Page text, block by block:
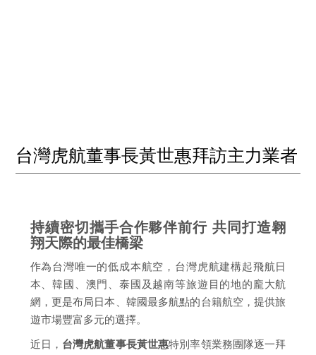
台灣虎航董事長黃世惠拜訪主力業者
持續密切攜手合作夥伴前行 共同打造翱
翔天際的最佳橋梁
作為台灣唯一的低成本航空，台灣虎航建構起飛航日
本、韓國、澳門、泰國及越南等旅遊目的地的龐大航
網，更是布局日本、韓國最多航點的台籍航空，提供旅
遊市場豐富多元的選擇。
近日， 台灣虎航董事長黃世惠特別率領業務團隊逐一拜